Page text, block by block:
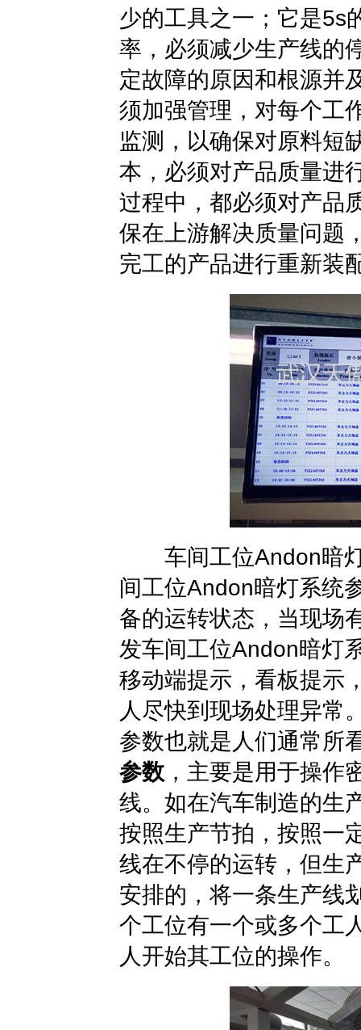
少的工具之一；它是5s
率，必须减少生产线的
定故障的原因和根源并
须加强管理，对每个工
监测，以确保对原料短
本，必须对产品质量进
过程中，都必须对产品
保在上游解决质量问题
完工的产品进行重新装
车间工位Andon暗灯
间工位Andon暗灯系统
备的运转状态，当现场
发车间工位Andon暗灯
移动端提示，看板提示
人尽快到现场处理异常
参数也就是人们通常所
参数 ，主要是用于操作
线。如在汽车制造的生
按照生产节拍，按照一
线在不停的运转，但生
安排的，将一条生产线
个工位有一个或多个工
人开始其工位的操作。